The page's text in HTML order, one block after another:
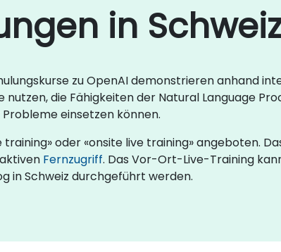
in
zu OpenAI demonstrieren anhand
die Fähigkeiten der Natural Language
einsetzen können.
oder «onsite live training» angeboten.
Fernzugriff. Das Vor-Ort-Live-Training
in Schweiz durchgeführt werden.